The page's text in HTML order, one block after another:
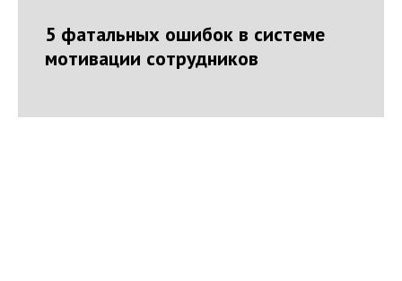
5 фатальных ошибок в системе
мотивации сотрудников